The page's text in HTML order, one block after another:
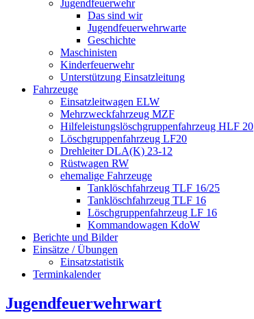
Jugendfeuerwehr
Das sind wir
Jugendfeuerwehrwarte
Geschichte
Maschinisten
Kinderfeuerwehr
Unterstützung Einsatzleitung
Fahrzeuge
Einsatzleitwagen ELW
Mehrzweckfahrzeug MZF
Hilfeleistungslöschgruppenfahrzeug HLF 20
Löschgruppenfahrzeug LF20
Drehleiter DLA(K) 23-12
Rüstwagen RW
ehemalige Fahrzeuge
Tanklöschfahrzeug TLF 16/25
Tanklöschfahrzeug TLF 16
Löschgruppenfahrzeug LF 16
Kommandowagen KdoW
Berichte und Bilder
Einsätze / Übungen
Einsatzstatistik
Terminkalender
Jugendfeuerwehrwart